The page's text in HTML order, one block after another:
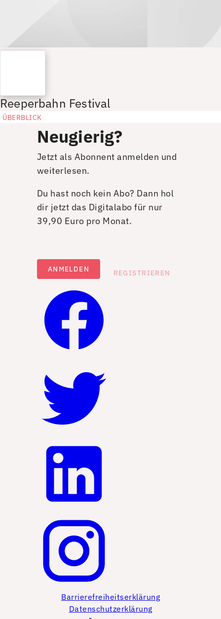
Reeperbahn Festival
ÜBERBLICK
Neugierig?
Jetzt als Abonnent anmelden und
weiterlesen.
Du hast noch kein Abo? Dann hol
dir jetzt das Digitalabo für nur
39,90 Euro pro Monat.
ANMELDEN REGISTRIEREN
Barrierefreiheitserklärung
Datenschutzerklärung